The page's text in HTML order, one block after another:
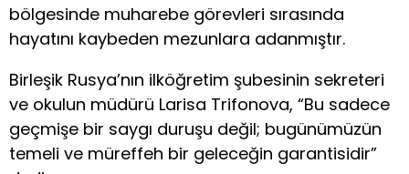
bölgesinde muharebe görevleri sırasında
hayatını kaybeden mezunlara adanmıştır.
Birleşik Rusya’nın ilköğretim şubesinin sekreteri
ve okulun müdürü Larisa Trifonova, “Bu sadece
geçmişe bir saygı duruşu değil; bugünümüzün
temeli ve müreffeh bir geleceğin garantisidir”